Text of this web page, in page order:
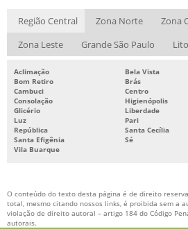
COMPRA E VENDA DE PLÁSTICO PARA
VENDA DE SUCATA
EMPRESAS DE RECICLAGEM DE PAPEL E
EMPRESAS QUE COMPRAM APARAS DE PAPEL
RECICLAGEM DE PAPEL E PAPELÃO
COMPRA DE MATERIAL RECICLÁVEL
EMPRESAS QUE COMPRAM MATERIAL
ONDE VENDER SUCATA SP
Região Central Zona Norte Zona
Zona Leste
Grande São Paulo
Aclimação
Bela Vista
Bom Retiro
Brás
Cambuci
Centro
Consolação
Higienópolis
Glicério
Liberdade
Luz
Pari
República
Santa Cecília
Santa Efigênia
Sé
Vila Buarque
O conteúdo do texto desta página é de direito
total, mesmo citando nossos links, é proibida sem a
violação de direito autoral – artigo 184 do Código
autorais.